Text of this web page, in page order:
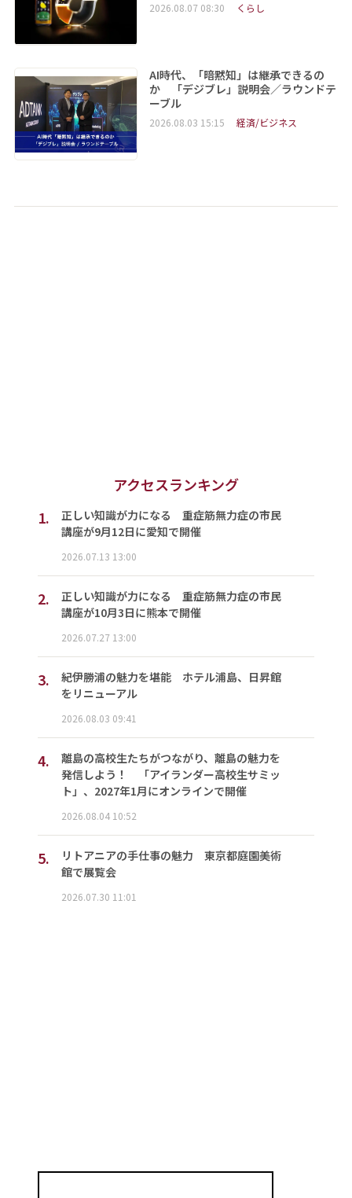
2026.08.07 08:30 くらし
AI時代、「暗黙知」は継承できるの
か 「デジブレ」説明会／ラウンドテ
ーブル
2026.08.03 15:15 経済/ビジネス
アクセスランキング
1.
正しい知識が力になる 重症筋無力症の市民
講座が9月12日に愛知で開催
2026.07.13 13:00
2.
正しい知識が力になる 重症筋無力症の市民
講座が10月3日に熊本で開催
2026.07.27 13:00
3.
紀伊勝浦の魅力を堪能 ホテル浦島、日昇館
をリニューアル
2026.08.03 09:41
4.
離島の高校生たちがつながり、離島の魅力を
発信しよう！ 「アイランダー高校生サミッ
ト」、2027年1月にオンラインで開催
2026.08.04 10:52
5.
リトアニアの手仕事の魅力 東京都庭園美術
館で展覧会
2026.07.30 11:01